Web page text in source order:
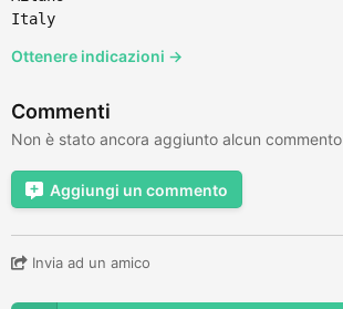
Italy
Ottenere indicazioni →
Commenti
Non è stato ancora aggiunto alcun commento
Aggiungi un commento
Invia ad un amico